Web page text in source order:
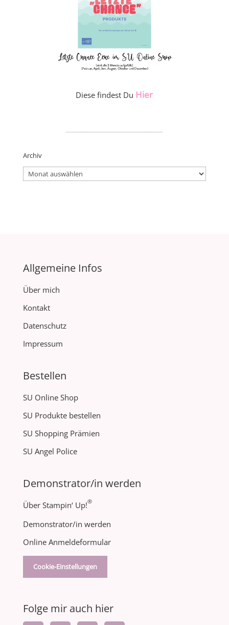
Diese findest Du Hier
Archiv
Archiv
Allgemeine Infos
Über mich
Kontakt
Datenschutz
Impressum
Bestellen
SU Online Shop
SU Produkte bestellen
SU Shopping Prämien
SU Angel Police
Demonstrator/in werden
Über Stampin‘ Up!®
Demonstrator/in werden
Online Anmeldeformular
Cookie-Einstellungen
Folge mir auch hier